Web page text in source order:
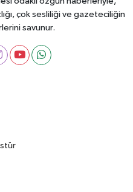
çok sesliliği ve gazeteciliğin
savunur.